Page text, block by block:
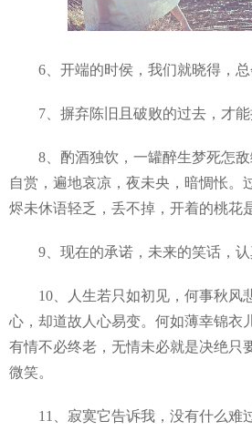
6、开端的时侯，我们就晓得，总
7、摒弃陈旧且破败的过去，才能
8、酌酒独饮，一罐醉生梦死怎敌
自赏，遍地哀凉，夜未央，暗惆怅。
烬未休语轻乏，丢不掉，开着的桃花
9、现在的承诺，未来的笑话，认
10、人生若只如初见，何事秋风
心，却道故人心易变。何如薄幸锦衣
有情不必终老，无情未必就是决绝只
微笑。
11、寂寞它告诉我，没有什么难过